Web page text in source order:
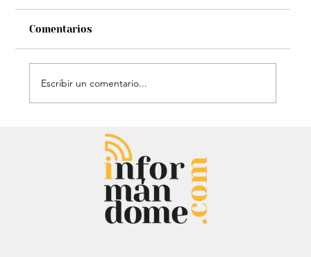
Héroe de cuatro patas: Perrito
policía sorprendió con técnica de
Comentarios
Escribir un comentario...